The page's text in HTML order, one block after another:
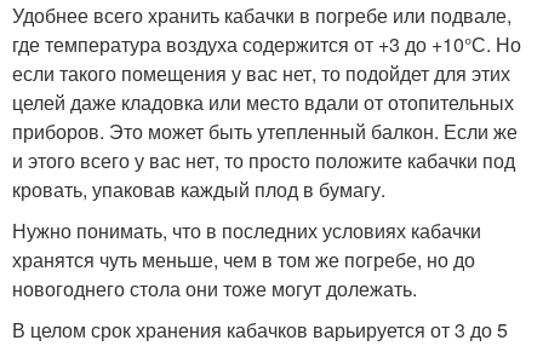
Удобнее всего хранить кабачки в погребе или подвале,
где температура воздуха содержится от +3 до +10°С. Но
если такого помещения у вас нет, то подойдет для этих
целей даже кладовка или место вдали от отопительных
приборов. Это может быть утепленный балкон. Если же
и этого всего у вас нет, то просто положите кабачки под
кровать, упаковав каждый плод в бумагу.
Нужно понимать, что в последних условиях кабачки
хранятся чуть меньше, чем в том же погребе, но до
новогоднего стола они тоже могут долежать.
В целом срок хранения кабачков варьируется от 3 до 5